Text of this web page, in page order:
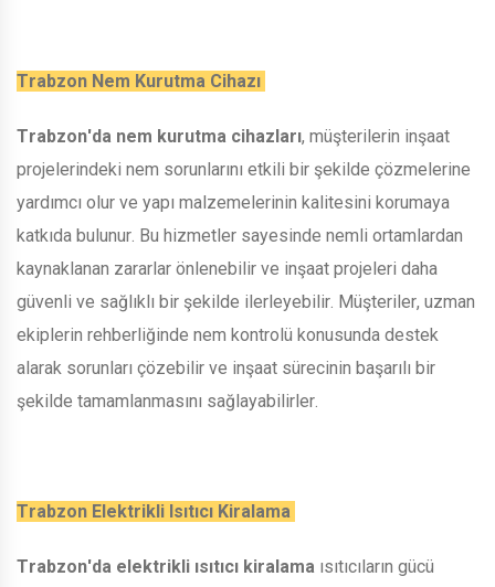
Trabzon Nem Kurutma Cihazı
Trabzon'da nem kurutma cihazları, müşterilerin inşaat
projelerindeki nem sorunlarını etkili bir şekilde çözmelerine
yardımcı olur ve yapı malzemelerinin kalitesini korumaya
katkıda bulunur. Bu hizmetler sayesinde nemli ortamlardan
kaynaklanan zararlar önlenebilir ve inşaat projeleri daha
güvenli ve sağlıklı bir şekilde ilerleyebilir. Müşteriler, uzman
ekiplerin rehberliğinde nem kontrolü konusunda destek
alarak sorunları çözebilir ve inşaat sürecinin başarılı bir
şekilde tamamlanmasını sağlayabilirler.
Trabzon Elektrikli Isıtıcı Kiralama
Trabzon'da elektrikli ısıtıcı kiralama ısıtıcıların gücü